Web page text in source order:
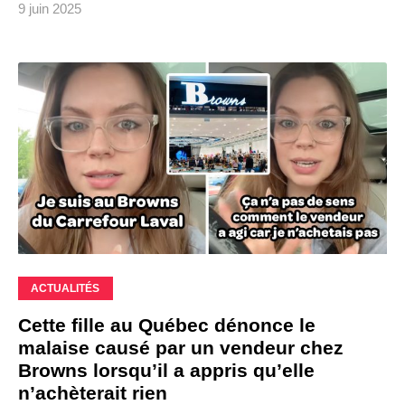
9 juin 2025
ACTUALITÉS
Cette fille au Québec dénonce le
malaise causé par un vendeur chez
Browns lorsqu’il a appris qu’elle
n’achèterait rien